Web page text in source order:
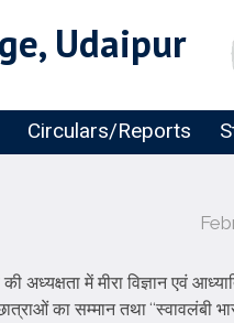
Udaipur
Circulars/Reports
अध्यक्षता में मीरा विज्ञान एवं
का सम्मान तथा “स्वावलंबी